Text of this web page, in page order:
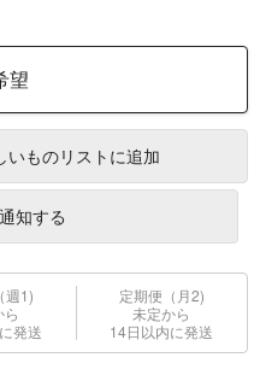
望
いものリストに追加
知する
週1)
発送
定期便（月2)
未定から
14日以内に発送